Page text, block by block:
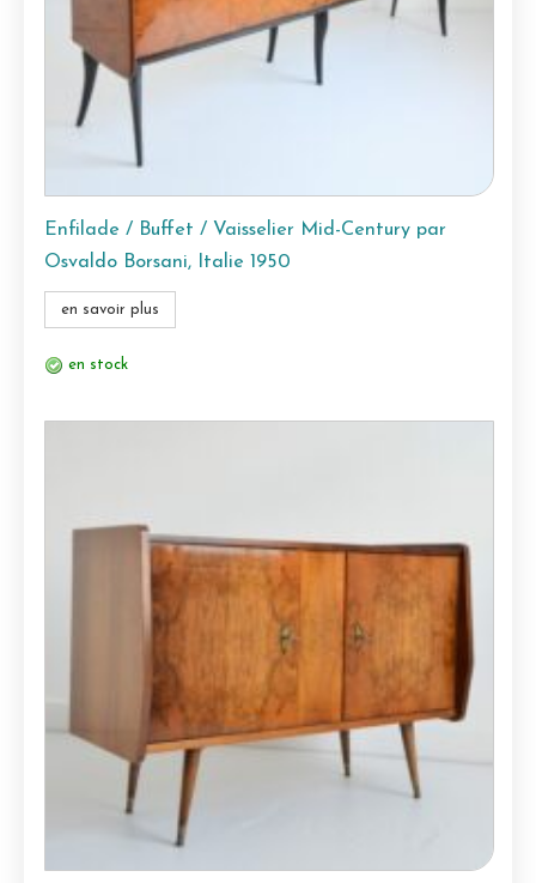
Enfilade / Buffet / Vaisselier Mid-Century par
Osvaldo Borsani, Italie 1950
en savoir plus
en stock